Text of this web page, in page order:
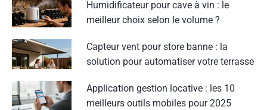
Humidificateur pour cave à vin : le
meilleur choix selon le volume ?
Capteur vent pour store banne : la
solution pour automatiser votre terrasse
Application gestion locative : les 10
meilleurs outils mobiles pour 2025